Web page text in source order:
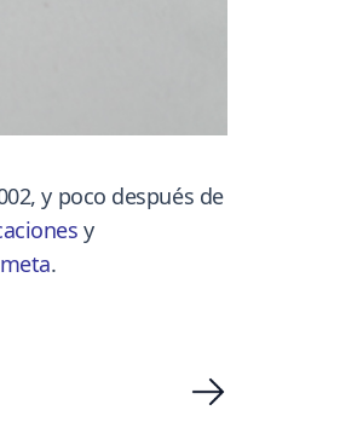
y poco después de
y
meta.